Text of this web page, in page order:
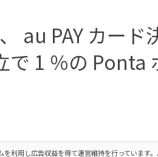
au PAY カード
で 1 ％の Ponta
利用し広告収益を得て運営維持を行っています。